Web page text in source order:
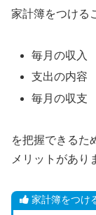
家計簿をつける
毎月の収入
支出の内容
毎月の収支
を把握できるた
メリットがあり
家計簿をつけ